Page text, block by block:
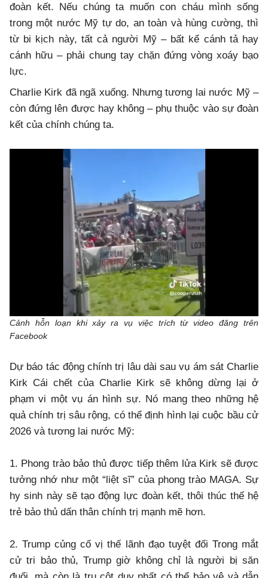
đoàn kết. Nếu chúng ta muốn con cháu mình sống
trong một nước Mỹ tự do, an toàn và hùng cường, thì
từ bi kịch này, tất cả người Mỹ – bất kể cánh tả hay
cánh hữu – phải chung tay chặn đứng vòng xoáy bạo
lực.
Charlie Kirk đã ngã xuống. Nhưng tương lai nước Mỹ –
còn đứng lên được hay không – phụ thuộc vào sự đoàn
kết của chính chúng ta.
Cảnh hỗn loạn khi xảy ra vụ việc trích từ video đăng trên
Facebook
Dự báo tác động chính trị lâu dài sau vụ ám sát Charlie
Kirk Cái chết của Charlie Kirk sẽ không dừng lại ở
phạm vi một vụ án hình sự. Nó mang theo những hệ
quả chính trị sâu rộng, có thể định hình lại cuộc bầu cử
2026 và tương lai nước Mỹ:
1. Phong trào bảo thủ được tiếp thêm lửa Kirk sẽ được
tưởng nhớ như một “liệt sĩ” của phong trào MAGA. Sự
hy sinh này sẽ tạo động lực đoàn kết, thôi thúc thế hệ
trẻ bảo thủ dấn thân chính trị mạnh mẽ hơn.
2. Trump củng cố vị thế lãnh đạo tuyệt đối Trong mắt
cử tri bảo thủ, Trump giờ không chỉ là người bị săn